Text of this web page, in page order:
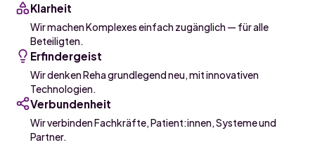
Klarheit
Wir machen Komplexes einfach zugänglich — für alle
Beteiligten.
Erfindergeist
Wir denken Reha grundlegend neu, mit innovativen
Technologien.
Verbundenheit
Wir verbinden Fachkräfte, Patient:innen, Systeme und
Partner.